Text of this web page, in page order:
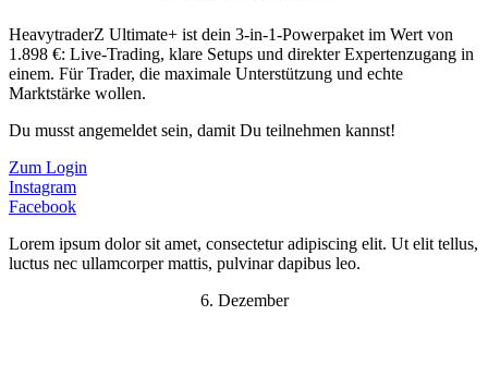
HeavytraderZ Ultimate+ ist dein 3-in-1-Powerpaket im Wert von
1.898 €: Live-Trading, klare Setups und direkter Expertenzugang in
einem. Für Trader, die maximale Unterstützung und echte
Marktstärke wollen.
Du musst angemeldet sein, damit Du teilnehmen kannst!
Zum Login
Instagram
Facebook
Lorem ipsum dolor sit amet, consectetur adipiscing elit. Ut elit tellus,
luctus nec ullamcorper mattis, pulvinar dapibus leo.
6. Dezember